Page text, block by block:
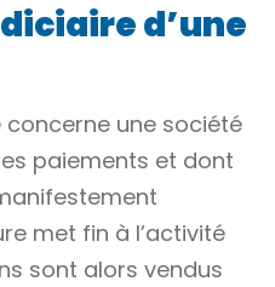
d’une
concerne une société
paiements et dont
met fin à l’activité
sont alors vendus